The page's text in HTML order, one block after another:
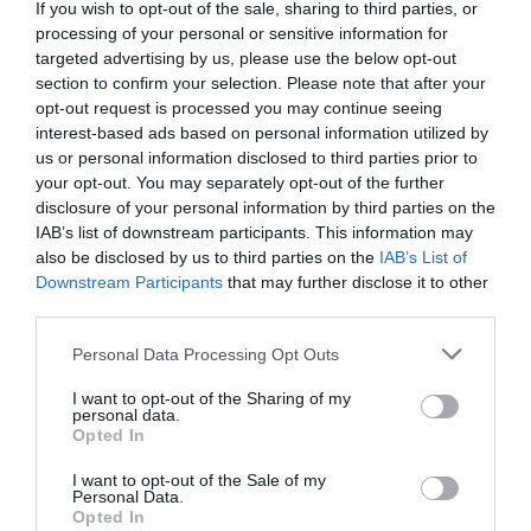
If you wish to opt-out of the sale, sharing to third parties, or
processing of your personal or sensitive information for
targeted advertising by us, please use the below opt-out
section to confirm your selection. Please note that after your
opt-out request is processed you may continue seeing
interest-based ads based on personal information utilized by
us or personal information disclosed to third parties prior to
your opt-out. You may separately opt-out of the further
disclosure of your personal information by third parties on the
IAB’s list of downstream participants. This information may
also be disclosed by us to third parties on the IAB’s List of
Downstream Participants that may further disclose it to other
Please note that this website/app uses one or more Google
not limited to your visit or usage behaviour. You may click to
grant or deny consent to Google and its third-party tags to
use your data for below specified purposes in below Google
consent section.
Personal Data Processing Opt Outs
I want to opt-out of the Sharing of my
personal data.
Opted In
I want to opt-out of the Sale of my
Personal Data.
Opted In
sodródhat.
sertés húsipar állattenyésztés élelmiszer